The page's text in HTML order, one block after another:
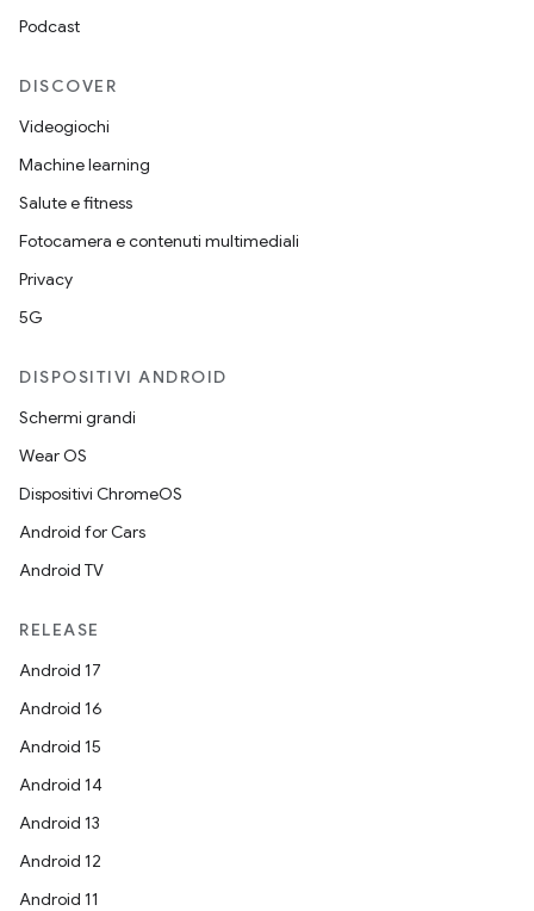
Podcast
DISCOVER
Videogiochi
Machine learning
Salute e fitness
Fotocamera e contenuti multimediali
Privacy
5G
DISPOSITIVI ANDROID
Schermi grandi
Wear OS
Dispositivi ChromeOS
Android for Cars
Android TV
RELEASE
Android 17
Android 16
Android 15
Android 14
Android 13
Android 12
Android 11